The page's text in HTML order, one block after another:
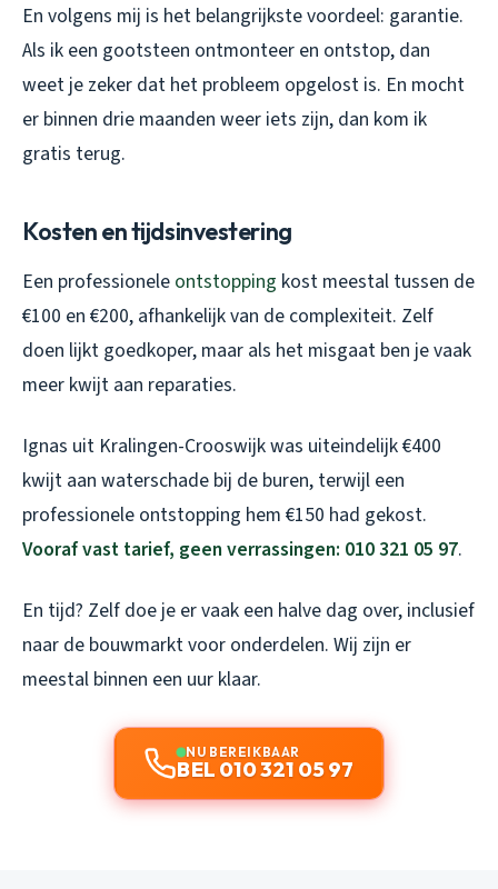
En volgens mij is het belangrijkste voordeel: garantie.
Als ik een gootsteen ontmonteer en ontstop, dan
weet je zeker dat het probleem opgelost is. En mocht
er binnen drie maanden weer iets zijn, dan kom ik
gratis terug.
Kosten en tijdsinvestering
Een professionele ontstopping kost meestal tussen de
€100 en €200, afhankelijk van de complexiteit. Zelf
doen lijkt goedkoper, maar als het misgaat ben je vaak
meer kwijt aan reparaties.
Ignas uit Kralingen-Crooswijk was uiteindelijk €400
kwijt aan waterschade bij de buren, terwijl een
professionele ontstopping hem €150 had gekost.
Vooraf vast tarief, geen verrassingen: 010 321 05 97.
En tijd? Zelf doe je er vaak een halve dag over, inclusief
naar de bouwmarkt voor onderdelen. Wij zijn er
meestal binnen een uur klaar.
NU BEREIKBAAR
BEL 010 321 05 97